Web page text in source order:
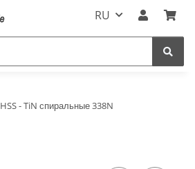
RU
HSS - TiN спиральные 338N